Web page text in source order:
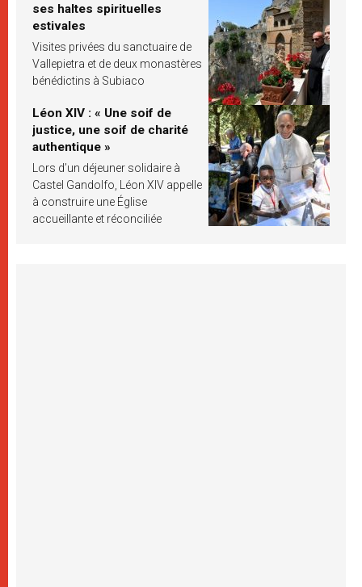
ses haltes spirituelles
estivales
Visites privées du sanctuaire de
Vallepietra et de deux monastères
bénédictins à Subiaco
Léon XIV : « Une soif de
justice, une soif de charité
authentique »
Lors d’un déjeuner solidaire à
Castel Gandolfo, Léon XIV appelle
à construire une Église
accueillante et réconciliée